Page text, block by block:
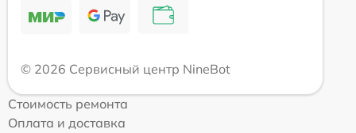
© 2026 Сервисный центр NineBot
Стоимость ремонта
Оплата и доставка